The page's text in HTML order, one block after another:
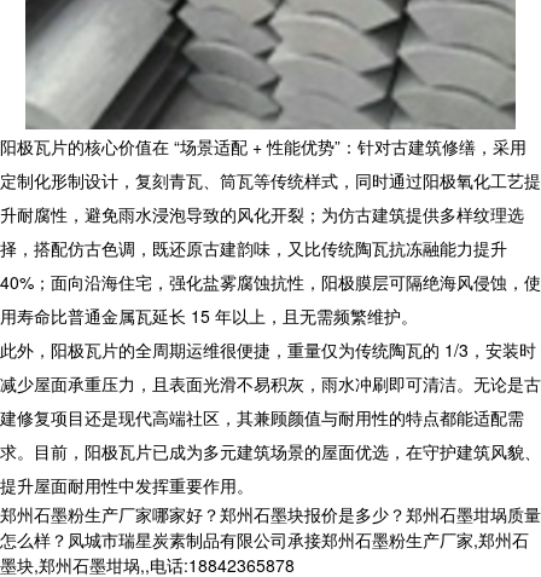
​ 阳极瓦片的核心价值在 “场景适配 + 性能优势”：针对古建筑修缮，采用
定制化形制设计，复刻青瓦、筒瓦等传统样式，同时通过阳极氧化工艺提
升耐腐性，避免雨水浸泡导致的风化开裂；为仿古建筑提供多样纹理选
择，搭配仿古色调，既还原古建韵味，又比传统陶瓦抗冻融能力提升
40%；面向沿海住宅，强化盐雾腐蚀抗性，阳极膜层可隔绝海风侵蚀，使
用寿命比普通金属瓦延长 15 年以上，且无需频繁维护。
​ 此外，阳极瓦片的全周期运维很便捷，重量仅为传统陶瓦的 1/3，安装时
减少屋面承重压力，且表面光滑不易积灰，雨水冲刷即可清洁。无论是古
建修复项目还是现代高端社区，其兼顾颜值与耐用性的特点都能适配需
求。目前，阳极瓦片已成为多元建筑场景的屋面优选，在守护建筑风貌、
提升屋面耐用性中发挥重要作用。
郑州石墨粉生产厂家哪家好？郑州石墨块报价是多少？郑州石墨坩埚质量
怎么样？凤城市瑞星炭素制品有限公司承接郑州石墨粉生产厂家,郑州石
墨块,郑州石墨坩埚,,电话:18842365878